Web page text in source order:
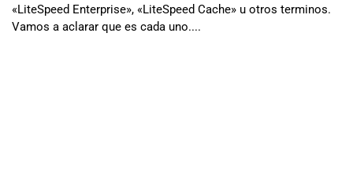
«LiteSpeed Enterprise», «LiteSpeed Cache» u otros terminos.
Vamos a aclarar que es cada uno....